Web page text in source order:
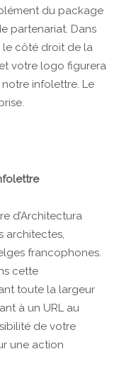
du package
partenariat. Dans
le côté droit de la
votre logo figurera
infolettre. Le
d’Architectura
architectes,
francophones.
cette
toute la largeur
à un URL au
de votre
une action